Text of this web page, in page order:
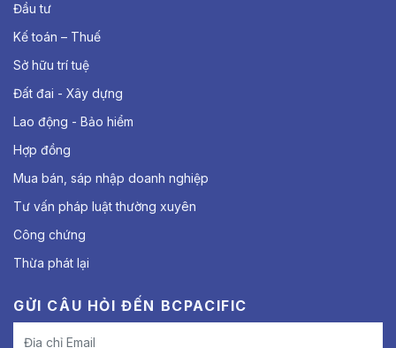
Đầu tư
Kế toán – Thuế
Sở hữu trí tuệ
Đất đai - Xây dựng
Lao động - Bảo hiểm
Hợp đồng
Mua bán, sáp nhập doanh nghiệp
Tư vấn pháp luật thường xuyên
Công chứng
Thừa phát lại
GỬI CÂU HỎI ĐẾN BCPACIFIC